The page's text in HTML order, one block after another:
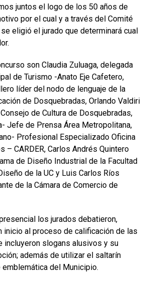
juntos el logo de los 50 años de
por el cual y a través del Comité
eligió el jurado que determinará cual
son Claudia Zuluaga, delegada
de Turismo -Anato Eje Cafetero,
líder del nodo de lenguaje de la
de Dosquebradas, Orlando Valdiri
de Cultura de Dosquebradas,
Jefe de Prensa Área Metropolitana,
Profesional Especializado Oficina
– CARDER, Carlos Andrés Quintero
de Diseño Industrial de la Facultad
de la UC y Luis Carlos Ríos
de la Cámara de Comercio de
los jurados debatieron,
inicio al proceso de calificación de las
incluyeron slogans alusivos y su
además de utilizar el saltarín
emblemática del Municipio.